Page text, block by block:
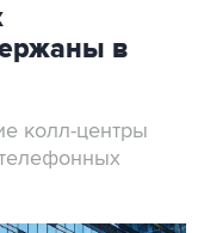
в
колл-центры